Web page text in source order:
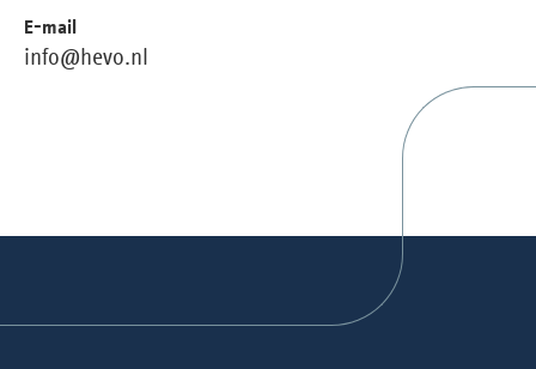
E-mail
info@hevo.nl